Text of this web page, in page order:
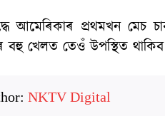
আমেৰিকাৰ প্ৰথমখন মেচ
বহু খেলত তেওঁ উপস্থিত
NKTV Digital